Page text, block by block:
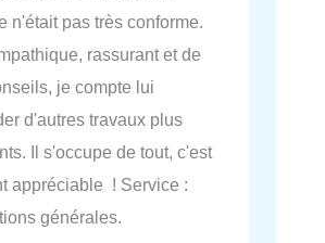
n'était pas très conforme.
rassurant et de
je compte lui
d'autres travaux plus
Il s'occupe de tout, c'est
appréciable ! Service :
générales.